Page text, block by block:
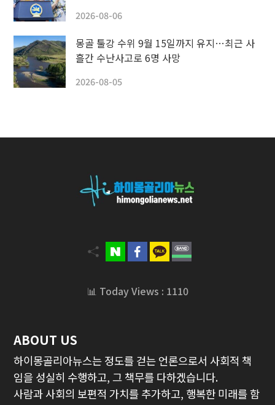
2026-08-06
몽골 툴강 수위 9월 15일까지 유지…최근 사
흘간 수난사고로 6명 사망
2026-08-05
📊 Today Views : 1110
ABOUT US
하이몽골리아뉴스는 정도를 걷는 언론으로서 사회적 책
임을 성실히 수행하고, 그 책무를 다하겠습니다.
사람과 사회의 보편적 가치를 추가하고, 행복한 미래를 함